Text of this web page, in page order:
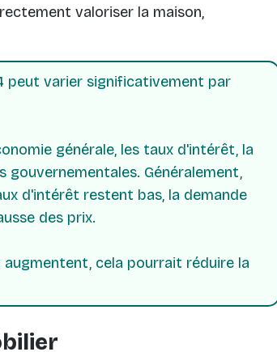
valoriser la maison,
peut varier significativement par
générale, les taux d'intérêt, la
Généralement,
d'intérêt restent bas, la demande
des prix.
cela pourrait réduire la